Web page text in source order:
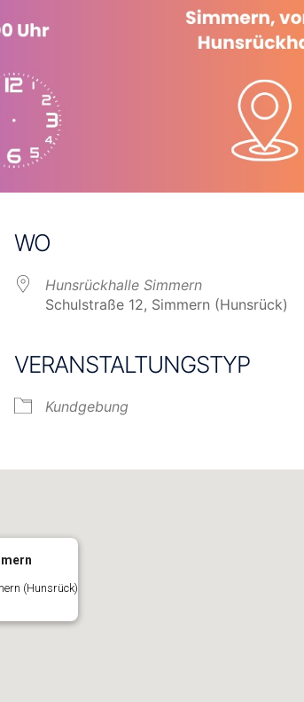
WO
Hunsrückhalle Simmern
Schulstraße 12, Simmern (Hunsrück)
VERANSTALTUNGSTYP
Kundgebung
(Hunsrück)